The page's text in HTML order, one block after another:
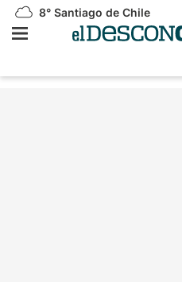
8° Santiago de Chile